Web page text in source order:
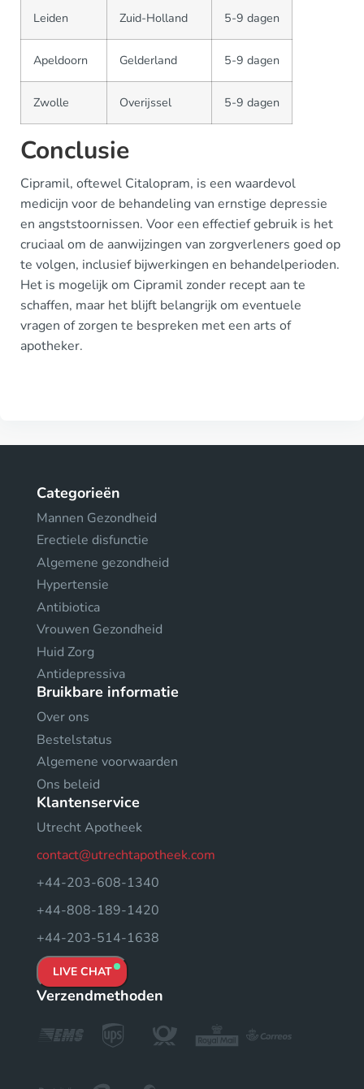
Leiden Zuid-Holland 5-9 dagen
Apeldoorn Gelderland 5-9 dagen
Zwolle Overijssel 5-9 dagen
Conclusie
Cipramil, oftewel Citalopram, is een waardevol
medicijn voor de behandeling van ernstige depressie
en angststoornissen. Voor een effectief gebruik is het
cruciaal om de aanwijzingen van zorgverleners goed op
te volgen, inclusief bijwerkingen en behandelperioden.
Het is mogelijk om Cipramil zonder recept aan te
schaffen, maar het blijft belangrijk om eventuele
vragen of zorgen te bespreken met een arts of
apotheker.
Categorieën
Mannen Gezondheid
Erectiele disfunctie
Algemene gezondheid
Hypertensie
Antibiotica
Vrouwen Gezondheid
Huid Zorg
Antidepressiva
Bruikbare informatie
Over ons
Bestelstatus
Algemene voorwaarden
Ons beleid
Klantenservice
Utrecht Apotheek
contact@utrechtapotheek.com
+44-203-608-1340
+44-808-189-1420
+44-203-514-1638
LIVE CHAT
Verzendmethoden